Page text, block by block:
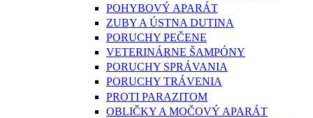
POHYBOVÝ APARÁT
ZUBY A ÚSTNA DUTINA
PORUCHY PEČENE
VETERINÁRNE ŠAMPÓNY
PORUCHY SPRÁVANIA
PORUCHY TRÁVENIA
PROTI PARAZITOM
OBLIČKY A MOČOVÝ APARÁT